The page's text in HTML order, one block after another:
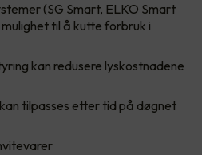
(SG Smart, ELKO Smart
til å kutte forbruk i
kan redusere lyskostnadene
tilpasses etter tid på døgnet